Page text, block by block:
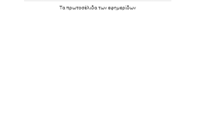
Τα πρωτοσέλιδα τωνεφημερίδων